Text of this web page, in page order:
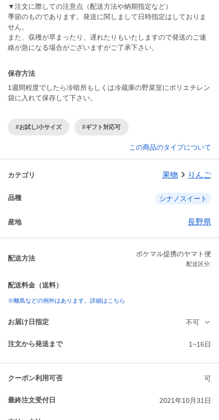
▼注文に際しての注意点（配送方法や納期指定など）
季節のものであります。発送に関しまして日時指定はしておりま
せん。
また、収穫が早まったり、遅れたりもいたしますので発送のご連
絡が急になる場合がございますがご了承下さい。
保存方法
1週間程度でしたら冷暗所もしくは冷蔵庫の野菜室にポリエチレン
袋に入れて保存して下さい。
#お試し/小サイズ #ギフト対応可
この商品のタイプについて
カテゴリ 果物 りんご
品種 シナノスイート
産地 長野県
配送方法
ポケマル提携のヤマト便
配送区分:
配送料金（送料）
※離島などの例外はあります。詳細はこちら
お届け日指定 不可
注文から発送まで 1~16日
クーポン利用可否 可
最終注文受付日 2021年10月31日